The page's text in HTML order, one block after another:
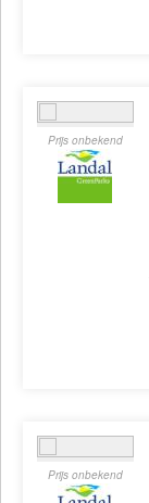
Prijs onbekend
Prijs onbekend